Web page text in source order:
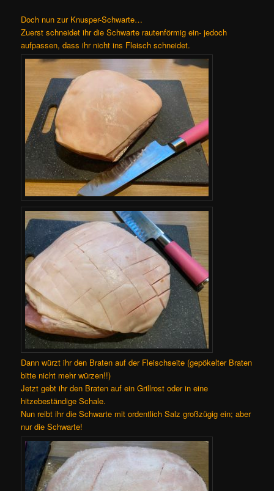
Doch nun zur Knusper-Schwarte…
Zuerst schneidet ihr die Schwarte rautenförmig ein- jedoch
aufpassen, dass ihr nicht ins Fleisch schneidet.
Dann würzt ihr den Braten auf der Fleischseite (gepökelter Braten
bitte nicht mehr würzen!!)
Jetzt gebt ihr den Braten auf ein Grillrost oder in eine
hitzebeständige Schale.
Nun reibt ihr die Schwarte mit ordentlich Salz großzügig ein; aber
nur die Schwarte!